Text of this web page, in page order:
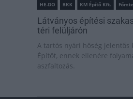
HE-DO BKK KM Építő Kft.
Látványos építési
téri felüljárón
A tartós nyári hőség jelentős
Építőt, ennek ellenére
aszfaltozás.